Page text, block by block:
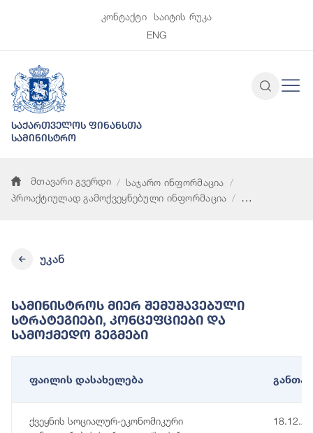
კონტაქტი
საიტის რუკა
ENG
საქართველოს ფინანსთა
სამინისტრო
მთავარი გვერდი
საჯარო ინფორმაცია
პროაქტიულად გამოქვეყნებული ინფორმაცია
უკან
Სამინისტროს Მიერ Შემუშავებული
Სტრატეგიები, Კონცეფციები Და
Სამოქმედო Გეგმები
ფაილის დასახელება
ქვეყნის სოციალურ-ეკონომიკური